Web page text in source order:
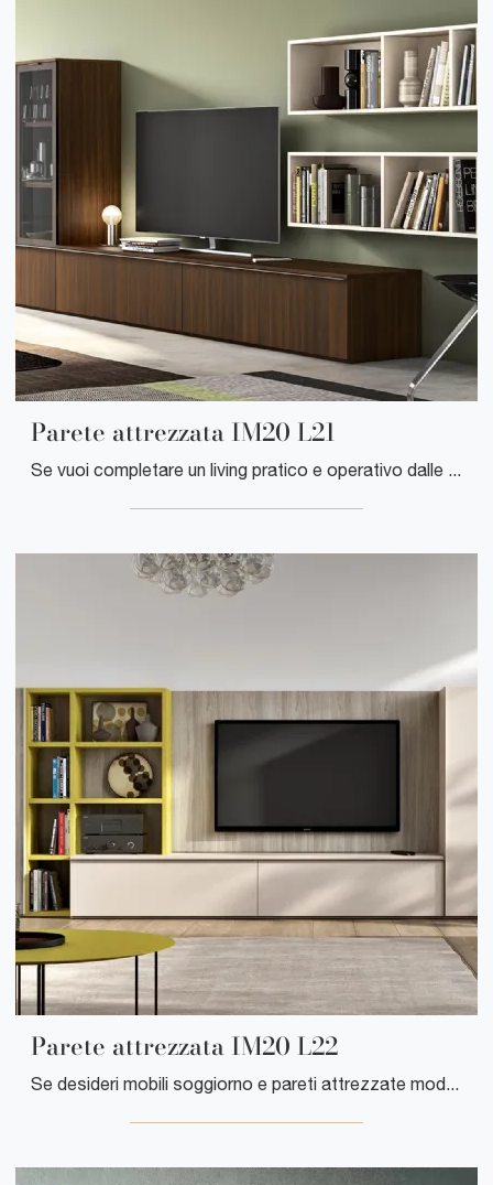
Parete attrezzata IM20 L21
Se vuoi completare un living pratico e operativo dalle linee moderne, ecco a te la parete attrezzata Parete attrezzata IM20 L21 Clever.
Parete attrezzata IM20 L22
Se desideri mobili soggiorno e pareti attrezzate moderne, prediligi il modello Parete attrezzata IM20 L22 di Clever: clicca e ottieni informazioni!